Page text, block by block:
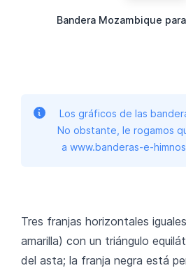
Bandera Mozambique
Los gráficos de las
No obstante, le rogamos
a www.banderas-e-
Tres franjas horizontales
amarilla) con un triángulo
del asta; la franja negra está